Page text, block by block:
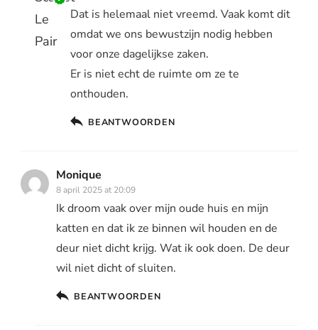
Dat is helemaal niet vreemd. Vaak komt dit
omdat we ons bewustzijn nodig hebben
voor onze dagelijkse zaken.
Er is niet echt de ruimte om ze te
onthouden.
BEANTWOORDEN
Monique
8 april 2025 at 20:09
Ik droom vaak over mijn oude huis en mijn
katten en dat ik ze binnen wil houden en de
deur niet dicht krijg. Wat ik ook doen. De deur
wil niet dicht of sluiten.
BEANTWOORDEN